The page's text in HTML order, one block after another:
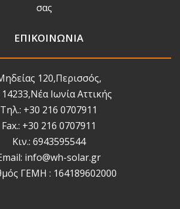
σας
ΕΠΙΚΟΙΝΩΝΙΑ
120,Περισσός,
Ιωνία Αττικής
Τηλ.: +30 216 0707911
Fax.: +30 216 0707911
Κιν.: 6943595544
info@wh-solar.gr
ΓΕΜΗ : 164189602000